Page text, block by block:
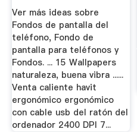
Del.
Ver más ideas sobre
Fondos de pantalla del
teléfono, Fondo de
pantalla para teléfonos y
Fondos. ... 15 Wallpapers
naturaleza, buena vibra ......
Venta caliente havit
ergonómico ergonómico
con cable usb del ratón del
ordenador 2400 DPI 7...